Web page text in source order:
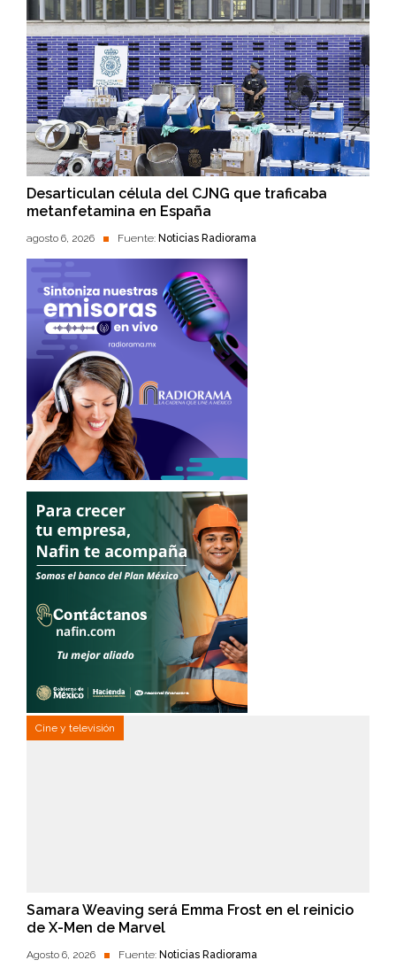
Desarticulan célula del CJNG que traficaba
metanfetamina en España
agosto 6, 2026 Fuente: Noticias Radiorama
Cine y televisión
Samara Weaving será Emma Frost en el reinicio
de X-Men de Marvel
Agosto 6, 2026 Fuente: Noticias Radiorama